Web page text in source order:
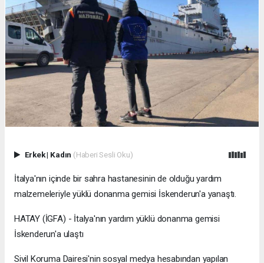
Erkek| Kadın (Haberi Sesli Oku)
İtalya'nın içinde bir sahra hastanesinin de olduğu yardım
malzemeleriyle yüklü donanma gemisi İskenderun'a yanaştı.
HATAY (İGFA) - İtalya'nın yardım yüklü donanma gemisi
İskenderun'a ulaştı
Sivil Koruma Dairesi'nin sosyal medya hesabından yapılan